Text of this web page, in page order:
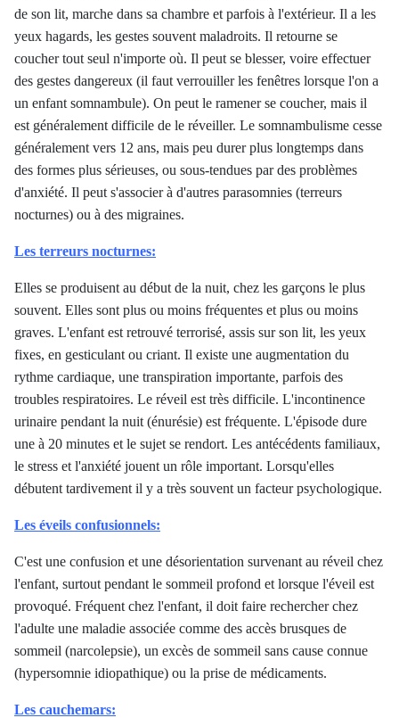
de son lit, marche dans sa chambre et parfois à l'extérieur. Il a les
yeux hagards, les gestes souvent maladroits. Il retourne se
coucher tout seul n'importe où. Il peut se blesser, voire effectuer
des gestes dangereux (il faut verrouiller les fenêtres lorsque l'on a
un enfant somnambule). On peut le ramener se coucher, mais il
est généralement difficile de le réveiller. Le somnambulisme cesse
généralement vers 12 ans, mais peu durer plus longtemps dans
des formes plus sérieuses, ou sous-tendues par des problèmes
d'anxiété. Il peut s'associer à d'autres parasomnies (terreurs
nocturnes) ou à des migraines.
Les terreurs nocturnes:
Elles se produisent au début de la nuit, chez les garçons le plus
souvent. Elles sont plus ou moins fréquentes et plus ou moins
graves. L'enfant est retrouvé terrorisé, assis sur son lit, les yeux
fixes, en gesticulant ou criant. Il existe une augmentation du
rythme cardiaque, une transpiration importante, parfois des
troubles respiratoires. Le réveil est très difficile. L'incontinence
urinaire pendant la nuit (énurésie) est fréquente. L'épisode dure
une à 20 minutes et le sujet se rendort. Les antécédents familiaux,
le stress et l'anxiété jouent un rôle important. Lorsqu'elles
débutent tardivement il y a très souvent un facteur psychologique.
Les éveils confusionnels:
C'est une confusion et une désorientation survenant au réveil chez
l'enfant, surtout pendant le sommeil profond et lorsque l'éveil est
provoqué. Fréquent chez l'enfant, il doit faire rechercher chez
l'adulte une maladie associée comme des accès brusques de
sommeil (narcolepsie), un excès de sommeil sans cause connue
(hypersomnie idiopathique) ou la prise de médicaments.
Les cauchemars: